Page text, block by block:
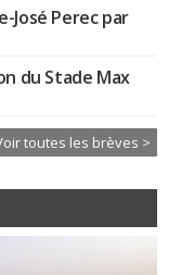
José Perec par
du Stade Max
toutes les brèves >